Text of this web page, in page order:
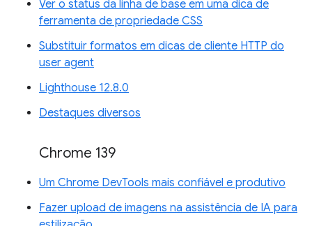
Ver o status da linha de base em uma dica de
ferramenta de propriedade CSS
Substituir formatos em dicas de cliente HTTP do
user agent
Lighthouse 12.8.0
Destaques diversos
Chrome 139
Um Chrome DevTools mais confiável e produtivo
Fazer upload de imagens na assistência de IA para